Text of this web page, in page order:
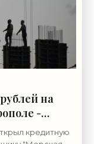
на
-
кредитную